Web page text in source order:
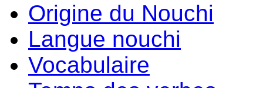
Origine du Nouchi
Langue nouchi
Vocabulaire